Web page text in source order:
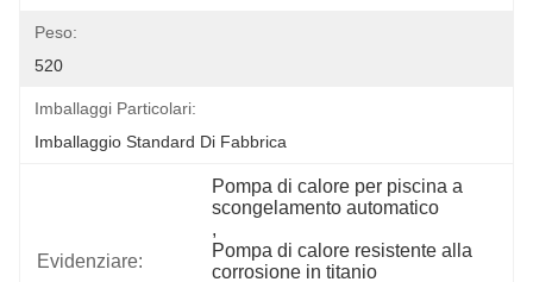
Peso:
520
Imballaggi Particolari:
Imballaggio Standard Di Fabbrica
Evidenziare:
Pompa di calore per piscina a
scongelamento automatico
,
Pompa di calore resistente alla
corrosione in titanio